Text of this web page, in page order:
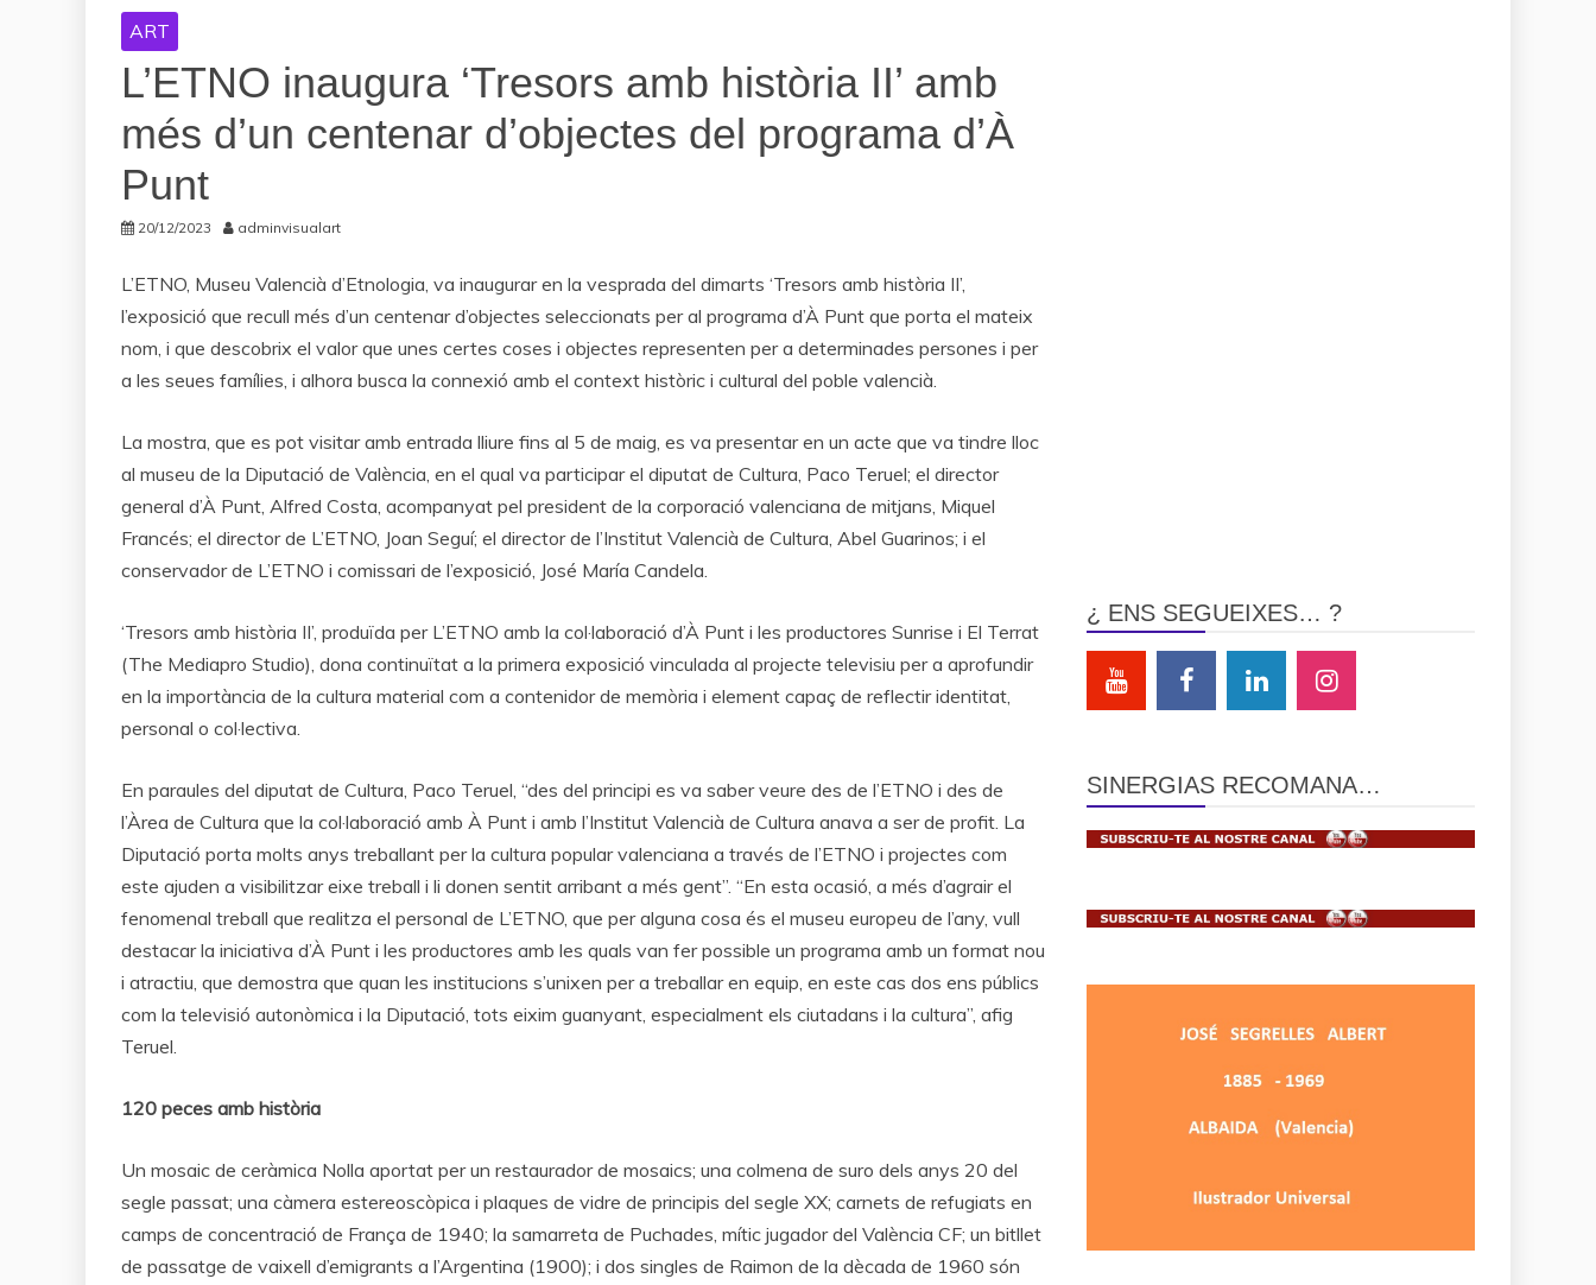
ART
L’ETNO inaugura ‘Tresors amb història II’ amb
més d’un centenar d’objectes del programa d’À
Punt
20/12/2023 adminvisualart
L’ETNO, Museu Valencià d’Etnologia, va inaugurar en la vesprada del dimarts ‘Tresors amb història II’,
l’exposició que recull més d’un centenar d’objectes seleccionats per al programa d’À Punt que porta el mateix
nom, i que descobrix el valor que unes certes coses i objectes representen per a determinades persones i per
a les seues famílies, i alhora busca la connexió amb el context històric i cultural del poble valencià.
La mostra, que es pot visitar amb entrada lliure fins al 5 de maig, es va presentar en un acte que va tindre lloc
al museu de la Diputació de València, en el qual va participar el diputat de Cultura, Paco Teruel; el director
general d’À Punt, Alfred Costa, acompanyat pel president de la corporació valenciana de mitjans, Miquel
Francés; el director de L’ETNO, Joan Seguí; el director de l’Institut Valencià de Cultura, Abel Guarinos; i el
conservador de L’ETNO i comissari de l’exposició, José María Candela.
‘Tresors amb història II’, produïda per L’ETNO amb la col·laboració d’À Punt i les productores Sunrise i El Terrat
(The Mediapro Studio), dona continuïtat a la primera exposició vinculada al projecte televisiu per a aprofundir
en la importància de la cultura material com a contenidor de memòria i element capaç de reflectir identitat,
personal o col·lectiva.
En paraules del diputat de Cultura, Paco Teruel, “des del principi es va saber veure des de l’ETNO i des de
l’Àrea de Cultura que la col·laboració amb À Punt i amb l’Institut Valencià de Cultura anava a ser de profit. La
Diputació porta molts anys treballant per la cultura popular valenciana a través de l’ETNO i projectes com
este ajuden a visibilitzar eixe treball i li donen sentit arribant a més gent”. “En esta ocasió, a més d’agrair el
fenomenal treball que realitza el personal de L’ETNO, que per alguna cosa és el museu europeu de l’any, vull
destacar la iniciativa d’À Punt i les productores amb les quals van fer possible un programa amb un format nou
i atractiu, que demostra que quan les institucions s’unixen per a treballar en equip, en este cas dos ens públics
com la televisió autonòmica i la Diputació, tots eixim guanyant, especialment els ciutadans i la cultura”, afig
Teruel.
120 peces amb història
Un mosaic de ceràmica Nolla aportat per un restaurador de mosaics; una colmena de suro dels anys 20 del
segle passat; una càmera estereoscòpica i plaques de vidre de principis del segle XX; carnets de refugiats en
camps de concentració de França de 1940; la samarreta de Puchades, mític jugador del València CF; un bitllet
de passatge de vaixell d’emigrants a l’Argentina (1900); i dos singles de Raimon de la dècada de 1960 són
¿ ENS SEGUEIXES… ?
SINERGIAS RECOMANA…